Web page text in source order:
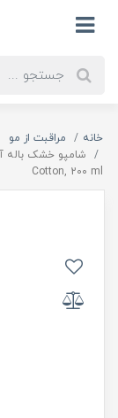
خانه مراقبت از مو
Cotton, 200 ml